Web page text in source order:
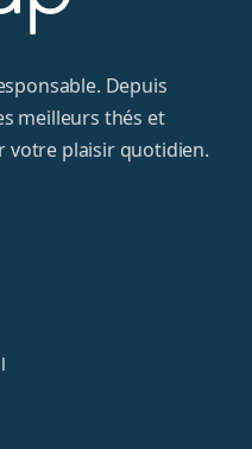
Depuis
meilleurs thés et
votre plaisir quotidien.